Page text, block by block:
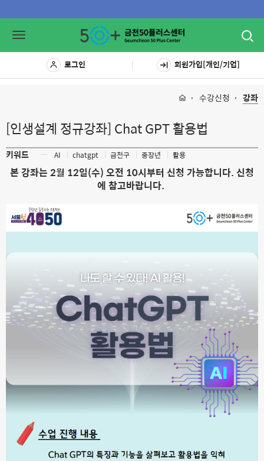
Toggle
로그인 회원가입[개인/기업]
수강신청 강좌
[인생설계 정규강좌] Chat GPT 활용법
키워드 ㅡ AI chatgpt 금천구 중장년 활용
본 강좌는 2월 12일(수) 오전 10시부터 신청 가능합니다. 신청
에 참고바랍니다.